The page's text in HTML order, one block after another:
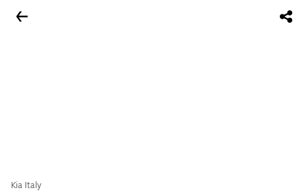
Kia Italy